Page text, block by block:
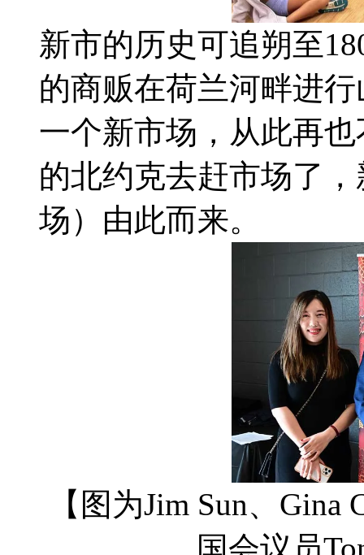
新市的历史可追朔至
的商贩在荷兰河畔进
一个新市场，从此再
的北约克去赶市场了，
场）由此而来。
【图为Jim Sun、
国会议员